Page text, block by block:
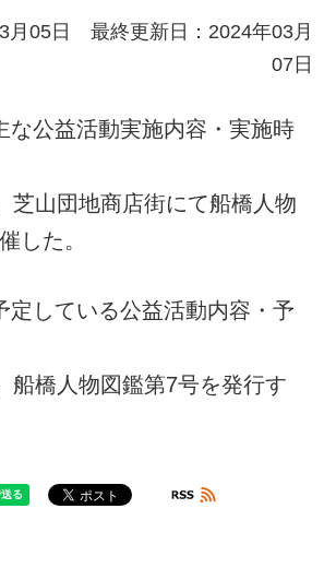
月05日 最終更新日：2024年03月
07日
な公益活動実施内容・実施時
芝山団地商店街にて船橋人物
した。
定している公益活動内容・予
船橋人物図鑑第7号を発行す